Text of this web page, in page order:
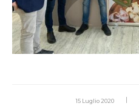
15 Luglio 2020